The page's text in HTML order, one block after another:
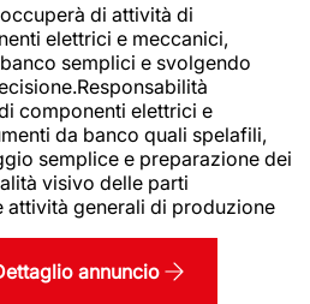
di attività di
elettrici e meccanici,
semplici e svolgendo
componenti elettrici e
da banco quali spelafili,
semplice e preparazione dei
visivo delle parti
attività generali di produzione
annuncio